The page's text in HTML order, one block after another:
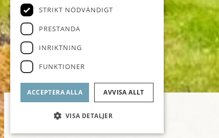
STRIKT NÖDVÄNDIGT
PRESTANDA
INRIKTNING
FUNKTIONER
ACCEPTERA ALLA AVVISA ALLT
VISA DETALJER